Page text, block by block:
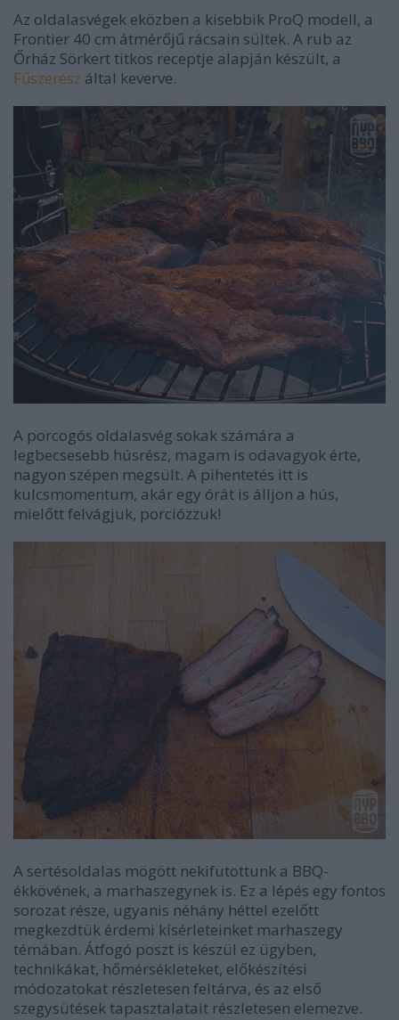
Az oldalasvégek eközben a kisebbik ProQ modell, a
Frontier 40 cm átmérőjű rácsain sültek. A rub az
Őrház Sörkert titkos receptje alapján készült, a
Fűszerész által keverve.
A porcogós oldalasvég sokak számára a
legbecsesebb húsrész, magam is odavagyok érte,
nagyon szépen megsült. A pihentetés itt is
kulcsmomentum, akár egy órát is álljon a hús,
mielőtt felvágjuk, porciózzuk!
A sertésoldalas mögött nekifutottunk a BBQ-
ékkövének, a marhaszegynek is. Ez a lépés egy fontos
sorozat része, ugyanis néhány héttel ezelőtt
megkezdtük érdemi kísérleteinket marhaszegy
témában. Átfogó poszt is készül ez ügyben,
technikákat, hőmérsékleteket, előkészítési
módozatokat részletesen feltárva, és az első
szegysütések tapasztalatait részletesen elemezve.